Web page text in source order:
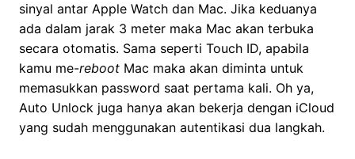
sinyal antar Apple Watch dan Mac. Jika keduanya
ada dalam jarak 3 meter maka Mac akan terbuka
secara otomatis. Sama seperti Touch ID, apabila
kamu me-reboot Mac maka akan diminta untuk
memasukkan password saat pertama kali. Oh ya,
Auto Unlock juga hanya akan bekerja dengan iCloud
yang sudah menggunakan autentikasi dua langkah.